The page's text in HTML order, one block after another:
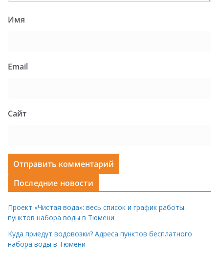
Имя
Email
Сайт
Последние новости
Проект «Чистая вода»: весь список и график работы
пунктов набора воды в Тюмени
Куда приедут водовозки? Адреса пунктов бесплатного
набора воды в Тюмени